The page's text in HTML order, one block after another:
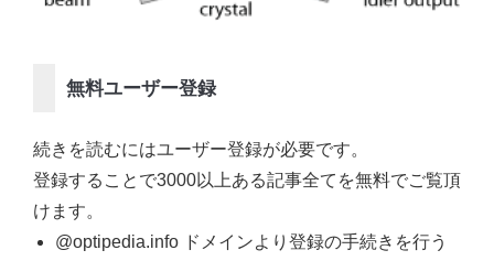
無料ユーザー登録
続きを読むにはユーザー登録が必要です。
登録することで3000以上ある記事全てを無料でご覧頂
けます。
@optipedia.info ドメインより登録の手続きを行う